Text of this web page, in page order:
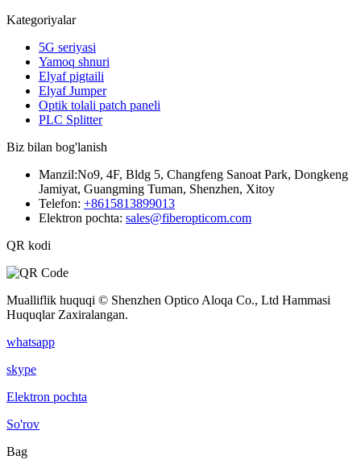
Kategoriyalar
5G seriyasi
Yamoq shnuri
Elyaf pigtaili
Elyaf Jumper
Optik tolali patch paneli
PLC Splitter
Biz bilan bog'lanish
Manzil:No9, 4F, Bldg 5, Changfeng Sanoat Park, Dongkeng
Jamiyat, Guangming Tuman, Shenzhen, Xitoy
Telefon: +8615813899013
Elektron pochta: sales@fiberopticom.com
QR kodi
Mualliflik huquqi © Shenzhen Optico Aloqa Co., Ltd Hammasi
Huquqlar Zaxiralangan.
whatsapp
skype
Elektron pochta
So'rov
Bag